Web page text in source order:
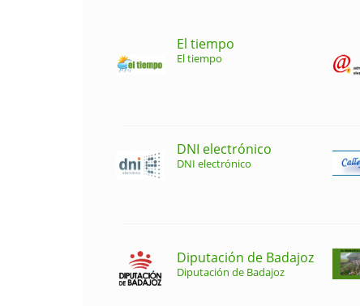
El tiempo
El tiempo
DNI electrónico
DNI electrónico
Diputación de Badajoz
Diputación de Badajoz